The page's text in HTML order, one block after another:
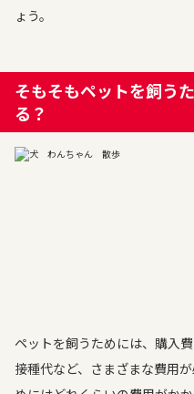
ょう。
そもそもペットを飼う
る？
ペットを飼うためには、購入
接種代など、さまざまな費用